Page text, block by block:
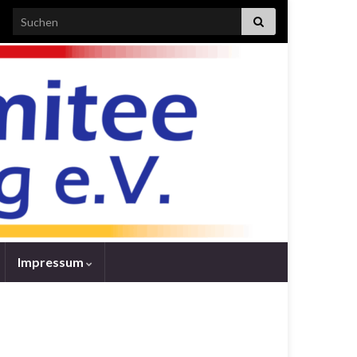
Search for:
Impressum